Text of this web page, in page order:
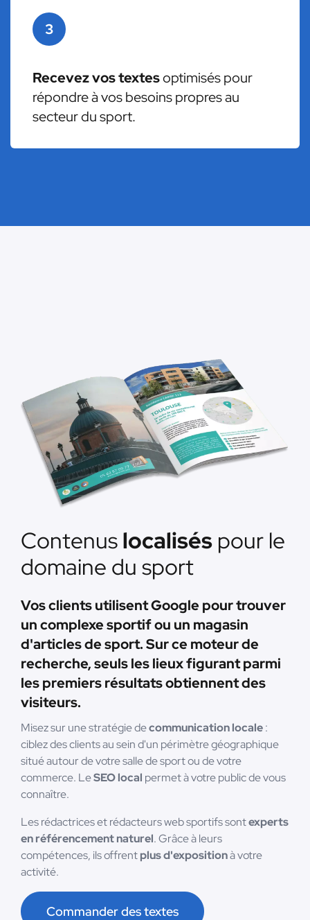
3
Recevez vos textesoptimisés pour
répondre à vos besoins propres au
secteur du sport.
Contenuslocalisés pour le
domaine du sport
Vos clients utilisent Google pour trouver
un complexe sportif ou un magasin
d'articles de sport. Sur ce moteur de
recherche, seuls les lieux figurant parmi
les premiers résultats obtiennent des
visiteurs.
Misez sur une stratégie decommunication locale:
ciblez des clients au sein d'un périmètre géographique
situé autour de votre salle de sport ou de votre
commerce. LeSEO local permet à votre public de vous
connaître.
Les rédactrices et rédacteurs web sportifs sontexperts
en référencement naturel. Grâce à leurs
compétences, ils offrentplus d'expositionà votre
activité.
Commander des textes